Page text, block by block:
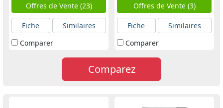
Offres de Vente (23)
Fiche
Similaires
Comparer
Offres de Vente (3)
Fiche
Similaires
Comparer
Comparez